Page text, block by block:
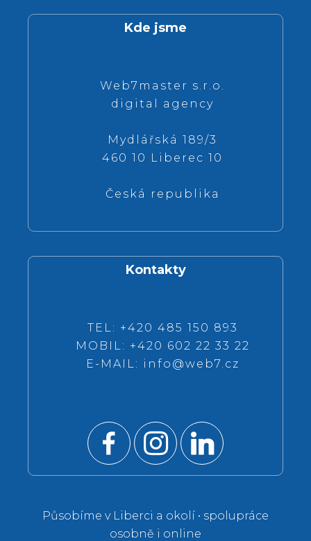
Kde jsme
Web7master s.r.o.
digital agency
Mydlářská 189/3
460 10 Liberec 10
Česká republika
Kontakty
TEL: +420 485 150 893
MOBIL: +420 602 22 33 22
E-MAIL: info@web7.cz
Působíme v Liberci a okolí • spolupráce
osobně i online